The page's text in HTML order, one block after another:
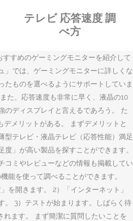
テレビ 応答速度 調
べ方
すめのゲーミングモニターを紹介して
」では、ゲーミングモニターに詳しくな
たものを選べるようにサポートしていま
た、応答速度も非常に早く、液晶の10
のディスプレイと言えるであろう。 た
メリットがある。 まずデメリットと
型テレビ・液晶テレビ（応答性能）満足
度」が高い製品を探すことができます。
コミやレビューなどの情報も掲載してい
能を使って調べることができます。
を開きます。 2）「インターネット」
。 3）テストが始まります。しばらく待
れます。 まず簡潔に質問したいことを